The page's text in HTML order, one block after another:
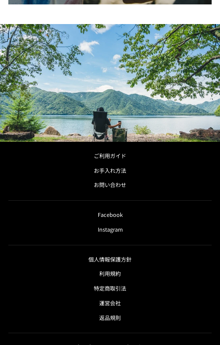
ご利用ガイド
お手入れ方法
お問い合わせ
Facebook
Instagram
個人情報保護方針
利用規約
特定商取引法
運営会社
返品規則